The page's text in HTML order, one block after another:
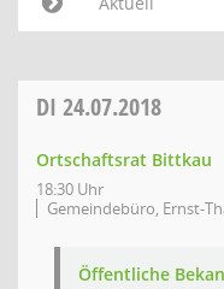
DI 24.07.2018
Ortschaftsrat Bittkau
18:30 Uhr
Gemeindebüro, Ernst-
Öffentliche